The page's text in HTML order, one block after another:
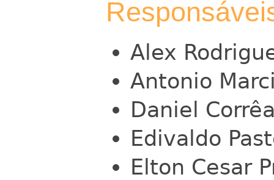
Alex
Antonio
Daniel
Edivaldo
Elton Cesar